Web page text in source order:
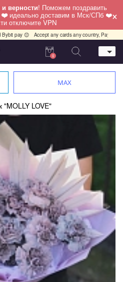
верности! Поможем поздравить
❤️ идеально доставим в Мск/СПб ❤️
отключите VPN ×
😊 Accept any cards any country, PayPal, USDT,
0
MAX
"MOLLY LOVE"